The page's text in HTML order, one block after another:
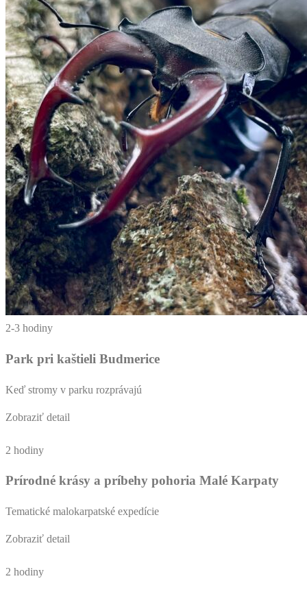
2-3 hodiny
Park pri kaštieli Budmerice
Keď stromy v parku rozprávajú
Zobraziť detail
2 hodiny
Prírodné krásy a príbehy pohoria Malé Karpaty
Tematické malokarpatské expedície
Zobraziť detail
2 hodiny